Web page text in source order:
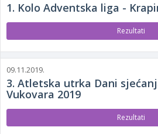
1. Kolo Adventska liga -
Rezultati
09.11.2019.
3. Atletska utrka Dani
Vukovara 2019
Rezultati